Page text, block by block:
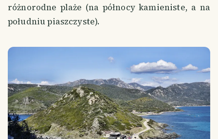
różnorodne plaże (na północy kamieniste, a na
południu piaszczyste).